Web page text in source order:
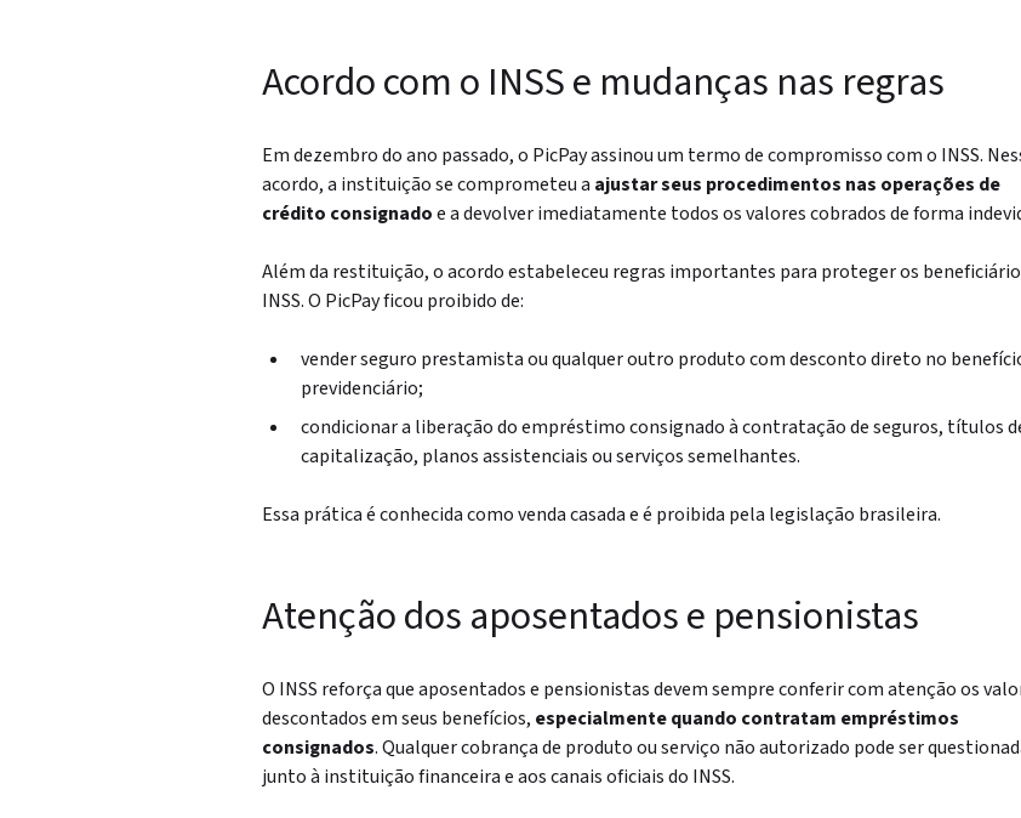
Acordo com o INSS e mudanças nas regras
Em dezembro do ano passado, o PicPay assinou um termo de compromisso com o INSS.
acordo, a instituição se comprometeu a ajustar seus procedimentos nas operações de
crédito consignadoe a devolver imediatamente todos os valores cobrados de forma
Além da restituição, o acordo estabeleceu regras importantes para proteger os
INSS. O PicPay ficou proibido de:
vender seguro prestamista ou qualquer outro produto com desconto direto no
previdenciário;
condicionar a liberação do empréstimo consignado à contratação de seguros, títulos
capitalização, planos assistenciais ou serviços semelhantes.
Essa prática é conhecida como venda casada e é proibida pela legislação brasileira.
Atenção dos aposentados e pensionistas
O INSS reforça que aposentados e pensionistas devem sempre conferir com atenção os
descontados em seus benefícios, especialmente quando contratam empréstimos
consignados. Qualquer cobrança de produto ou serviço não autorizado pode ser
junto à instituição financeira e aos canais oficiais do INSS.